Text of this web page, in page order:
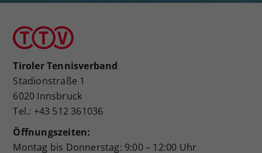
Tiroler Tennisverband
Stadionstraße 1
6020 Innsbruck
Tel.: +43 512 361036
Öffnungszeiten:
Montag bis Donnerstag: 9:00 – 12:00 Uhr